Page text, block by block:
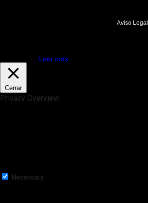
Aviso Legal
Leer más
Cerrar
Privacy Overview
Necessary